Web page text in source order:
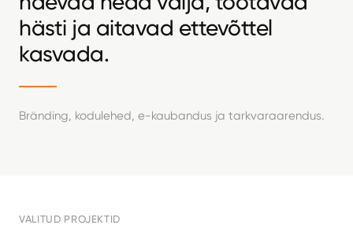
hästi ja aitavad ettevõttel
kasvada.
Bränding, kodulehed, e-kaubandus ja tarkvaraarendus.
VALITUD PROJEKTID